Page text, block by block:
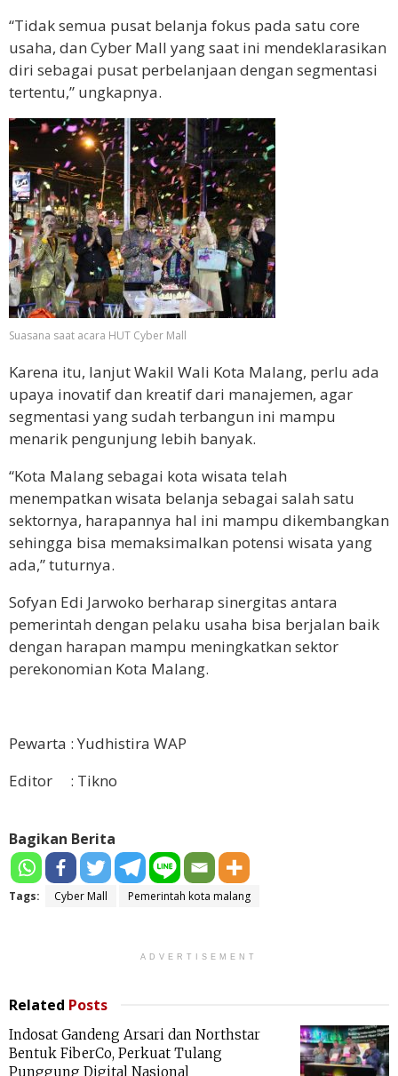
“Tidak semua pusat belanja fokus pada satu core
usaha, dan Cyber Mall yang saat ini mendeklarasikan
diri sebagai pusat perbelanjaan dengan segmentasi
tertentu,” ungkapnya.
Suasana saat acara HUT Cyber Mall
Karena itu, lanjut Wakil Wali Kota Malang, perlu ada
upaya inovatif dan kreatif dari manajemen, agar
segmentasi yang sudah terbangun ini mampu
menarik pengunjung lebih banyak.
“Kota Malang sebagai kota wisata telah
menempatkan wisata belanja sebagai salah satu
sektornya, harapannya hal ini mampu dikembangkan
sehingga bisa memaksimalkan potensi wisata yang
ada,” tuturnya.
Sofyan Edi Jarwoko berharap sinergitas antara
pemerintah dengan pelaku usaha bisa berjalan baik
dengan harapan mampu meningkatkan sektor
perekonomian Kota Malang.
Pewarta : Yudhistira WAP
Editor : Tikno
Bagikan Berita
Tags: Cyber Mall Pemerintah kota malang
ADVERTISEMENT
Related Posts
Indosat Gandeng Arsari dan Northstar
Bentuk FiberCo, Perkuat Tulang
Punggung Digital Nasional